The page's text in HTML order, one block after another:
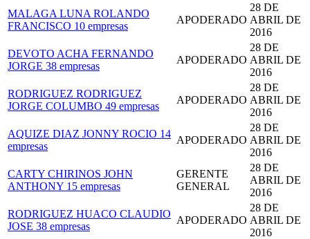
MALAGA LUNA ROLANDO
FRANCISCO 10 empresas
APODERADO
28 DE
ABRIL DE
2016
DEVOTO ACHA FERNANDO
JORGE 38 empresas
APODERADO
28 DE
ABRIL DE
2016
RODRIGUEZ RODRIGUEZ
JORGE COLUMBO 49 empresas
APODERADO
28 DE
ABRIL DE
2016
AQUIZE DIAZ JONNY ROCIO 14
empresas
APODERADO
28 DE
ABRIL DE
2016
CARTY CHIRINOS JOHN
ANTHONY 15 empresas
GERENTE
GENERAL
28 DE
ABRIL DE
2016
RODRIGUEZ HUACO CLAUDIO
JOSE 38 empresas
APODERADO
28 DE
ABRIL DE
2016